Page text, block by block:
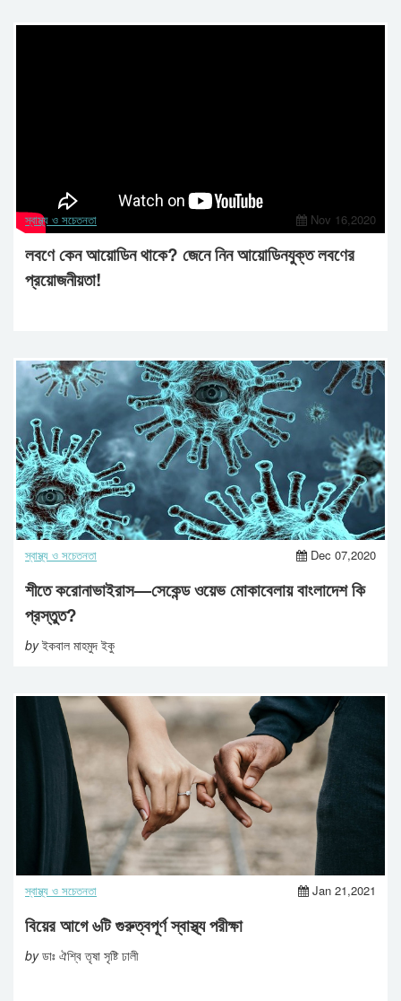
স্বাস্থ্য ও সচেতনতা Nov 16,2020
লবণে কেন আয়োডিন থাকে? জেনে নিন আয়োডিনযুক্ত লবণের
প্রয়োজনীয়তা!
স্বাস্থ্য ও সচেতনতা Dec 07,2020
শীতে করোনাভাইরাস—সেকেন্ড ওয়েভ মোকাবেলায় বাংলাদেশ কি
প্রস্তুত?
byইকবাল মাহমুদ ইকু
স্বাস্থ্য ও সচেতনতা Jan 21,2021
বিয়ের আগে ৬টি গুরুত্বপূর্ণ স্বাস্থ্য পরীক্ষা
byডাঃ ঐশ্বি তৃষা সৃষ্টি ঢালী